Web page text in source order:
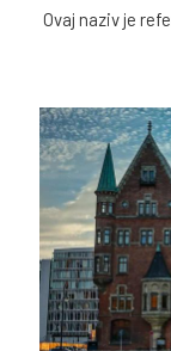
Ovaj naziv je